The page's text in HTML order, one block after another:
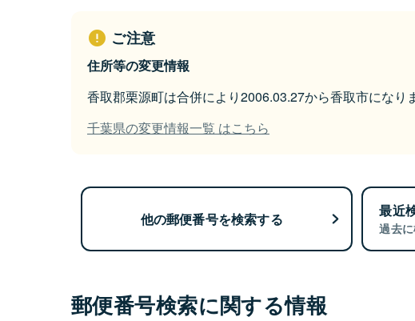
ご注意
住所等の変更情報
香取郡栗源町は合併により2006.03.27から香取市になり
千葉県の変更情報一覧 はこちら
他の郵便番号を検索する 最近
過去
郵便番号検索に関する情報